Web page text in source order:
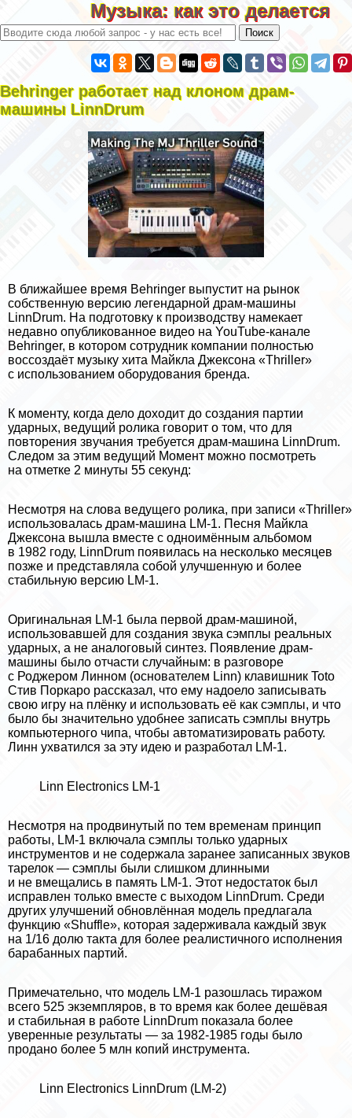
Музыка: как это делается
Behringer работает над клоном драм-
машины LinnDrum
В ближайшее время Behringer выпустит на рынок
собственную версию легендарной драм-машины
LinnDrum. На подготовку к производству намекает
недавно опубликованное видео на YouTube-канале
Behringer, в котором сотрудник компании полностью
воссоздаёт музыку хита Майкла Джексона «Thriller»
с использованием оборудования бренда.
К моменту, когда дело доходит до создания партии
ударных, ведущий ролика говорит о том, что для
повторения звучания требуется драм-машина LinnDrum.
Следом за этим ведущий Момент можно посмотреть
на отметке 2 минуты 55 секунд:
Несмотря на слова ведущего ролика, при записи «Thriller»
использовалась драм-машина LM-1. Песня Майкла
Джексона вышла вместе с одноимённым альбомом
в 1982 году, LinnDrum появилась на несколько месяцев
позже и представляла собой улучшенную и более
стабильную версию LM-1.
Оригинальная LM-1 была первой драм-машиной,
использовавшей для создания звука сэмплы реальных
ударных, а не аналоговый синтез. Появление драм-
машины было отчасти случайным: в разговоре
с Роджером Линном (основателем Linn) клавишник Toto
Стив Поркаро рассказал, что ему надоело записывать
свою игру на плёнку и использовать её как сэмплы, и что
было бы значительно удобнее записать сэмплы внутрь
компьютерного чипа, чтобы автоматизировать работу.
Линн ухватился за эту идею и разработал LM-1.
Linn Electronics LM-1
Несмотря на продвинутый по тем временам принцип
работы, LM-1 включала сэмплы только ударных
инструментов и не содержала заранее записанных звуков
тарелок — сэмплы были слишком длинными
и не вмещались в память LM-1. Этот недостаток был
исправлен только вместе с выходом LinnDrum. Среди
других улучшений обновлённая модель предлагала
функцию «Shuffle», которая задерживала каждый звук
на 1/16 долю такта для более реалистичного исполнения
баpaбанных партий.
Примечательно, что модель LM-1 разошлась тиражом
всего 525 экземпляров, в то время как более дешёвая
и стабильная в работе LinnDrum показала более
уверенные результаты — за 1982-1985 годы было
продано более 5 млн копий инструмента.
Linn Electronics LinnDrum (LM-2)